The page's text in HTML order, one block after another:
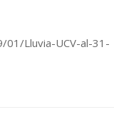
Lluvia-UCV-al-31-